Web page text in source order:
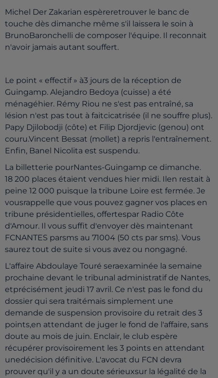
Michel Der Zakarian espèreretrouver le banc de
touche dès dimanche même s'il laissera le soin à
BrunoBaronchelli de composer l'équipe. Il reconnait
n'avoir jamais autant souffert.
Le point « effectif » à3 jours de la réception de
Guingamp. Alejandro Bedoya (cuisse) a été
ménagéhier. Rémy Riou ne s'est pas entraîné, sa
lésion n'est pas tout à faitcicatrisée (il ne souffre plus).
Papy Djilobodji (côte) et Filip Djordjevic (genou) ont
couru.Vincent Bessat (mollet) a repris l'entraînement.
Enfin, Banel Nicolita est suspendu.
La billetterie pourNantes-Guingamp ce dimanche.
18 200 places étaient vendues hier midi. Ilen restait à
peine 12 000 puisque la tribune Loire est fermée. Je
vousrappelle que vous pouvez gagner vos places en
tribune présidentielles, offertespar Radio Côte
d'Amour. Il vous suffit d'envoyer dès maintenant
FCNANTES parsms au 71004 (50 cts par sms). Vous
saurez tout de suite si vous avez ou nongagné.
L'affaire Abdoulaye Touré seraexaminée la semaine
prochaine devant le tribunal administratif de Nantes,
etprécisément jeudi 17 avril. Ce n'est pas le fond du
dossier qui sera traitémais simplement une
demande de suspension provisoire du retrait des 3
points,en attendant de juger le fond de l'affaire, sans
doute au mois de juin. Enclair, le club espère
récupérer provisoirement les 3 points en attendant
unedécision définitive. L'avocat du FCN devra
prouver qu'il y a un doute sérieuxsur la légalité de la